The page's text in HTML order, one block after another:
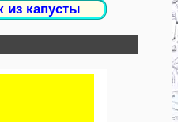
из капусты